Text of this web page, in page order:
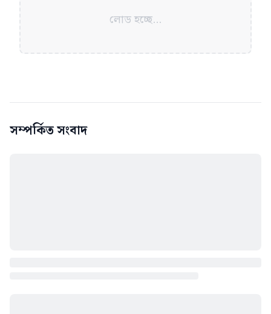
লোড হচ্ছে...
সম্পর্কিত সংবাদ